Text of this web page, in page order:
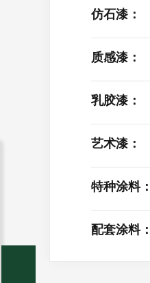
仿石漆：
质感漆：
乳胶漆：
艺术漆：
特种涂料：
配套涂料：